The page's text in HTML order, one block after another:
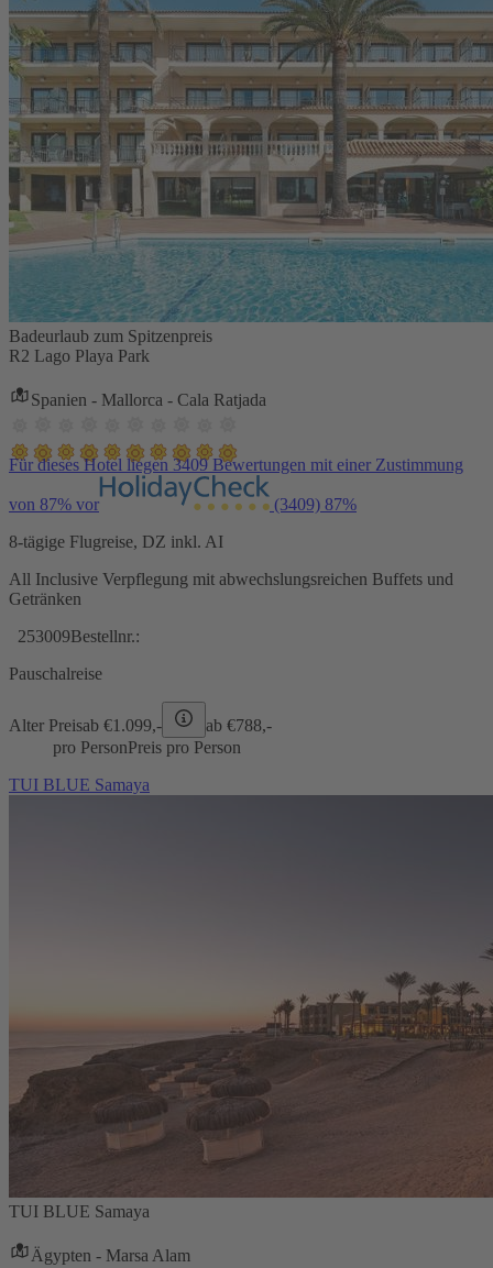
Badeurlaub zum Spitzenpreis
R2 Lago Playa Park
Spanien - Mallorca - Cala Ratjada
Für dieses Hotel liegen 3409 Bewertungen mit einer Zustimmung
von 87% vor (3409) 87%
8-tägige Flugreise, DZ inkl. AI
All Inclusive Verpflegung mit abwechslungsreichen Buffets und
Getränken
253009Bestellnr.:
Pauschalreise
Alter Preisab €1.099,- ab €788,-
pro PersonPreis pro Person
TUI BLUE Samaya
TUI BLUE Samaya
Ägypten - Marsa Alam